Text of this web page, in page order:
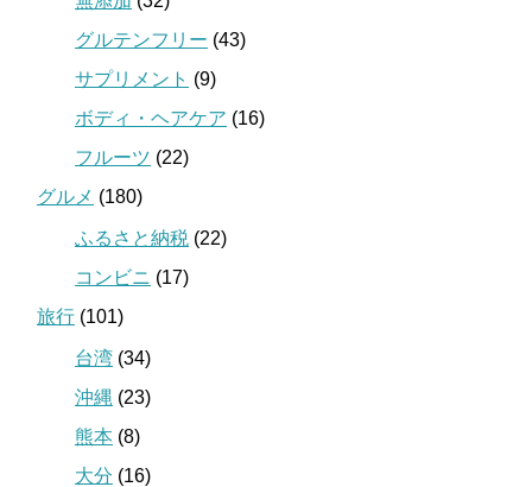
グルテンフリー (43)
サプリメント (9)
ボディ・ヘアケア (16)
フルーツ (22)
グルメ (180)
ふるさと納税 (22)
コンビニ (17)
旅行 (101)
台湾 (34)
沖縄 (23)
熊本 (8)
大分 (16)